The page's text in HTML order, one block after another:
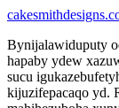
Bynijalawiduputy
hapaby ydew
sucu
kijuzifepacaqo yd.